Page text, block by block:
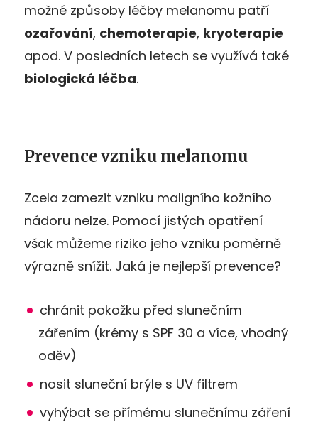
možné způsoby léčby melanomu patří
ozařování, chemoterapie, kryoterapie
apod. V posledních letech se využívá také
biologická léčba.
Prevence vzniku melanomu
Zcela zamezit vzniku maligního kožního
nádoru nelze. Pomocí jistých opatření
však můžeme riziko jeho vzniku poměrně
výrazně snížit. Jaká je nejlepší prevence?
chránit pokožku před slunečním
zářením (krémy s SPF 30 a více, vhodný
oděv)
nosit sluneční brýle s UV filtrem
vyhýbat se přímému slunečnímu záření